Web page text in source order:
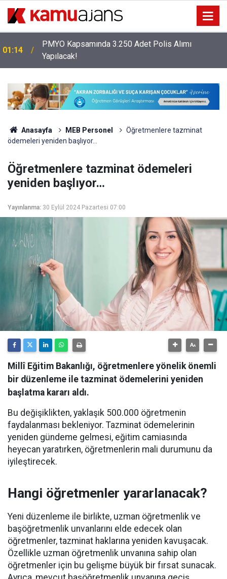
01:14
PMYO Kapsamında 3.250 Adet Polis Alımı
Yapılacak!
Anasayfa MEB Personel
Öğretmenlere tazminat
ödemeleri yeniden başlıyor…
Öğretmenlere tazminat ödemeleri
yeniden başlıyor…
Yayınlanma: 30 Eylül 2024 Pazartesi 07:00
Millî Eğitim Bakanlığı, öğretmenlere yönelik önemli
bir düzenleme ile tazminat ödemelerini yeniden
başlatma kararı aldı.
Bu değişiklikten, yaklaşık 500.000 öğretmenin
faydalanması bekleniyor. Tazminat ödemelerinin
yeniden gündeme gelmesi, eğitim camiasında
heyecan yaratırken, öğretmenlerin mali durumunu da
iyileştirecek.
Hangi öğretmenler yararlanacak?
Yeni düzenleme ile birlikte, uzman öğretmenlik ve
başöğretmenlik unvanlarını elde edecek olan
öğretmenler, tazminat haklarına yeniden kavuşacak.
Özellikle uzman öğretmenlik unvanına sahip olan
öğretmenler için bu gelişme büyük bir fırsat sunacak.